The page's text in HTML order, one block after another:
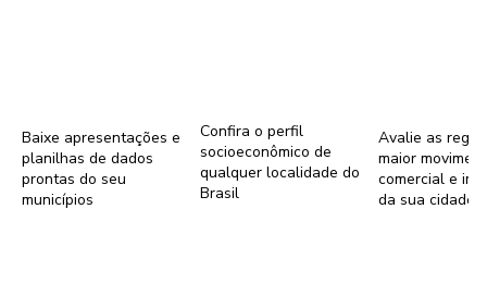
Baixe apresentações e
planilhas de dados
prontas do seu
municípios
Confira o perfil
socioeconômico de
qualquer localidade do
Brasil
Avalie as
maior
comercial e
da sua cidade